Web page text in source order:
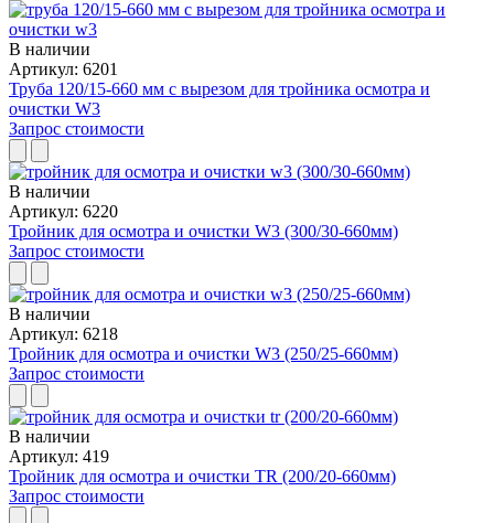
В наличии
Артикул: 6201
Труба 120/15-660 мм с вырезом для тройника осмотра и
очистки W3
Запрос стоимости
В наличии
Артикул: 6220
Тройник для осмотра и очистки W3 (300/30-660мм)
Запрос стоимости
В наличии
Артикул: 6218
Тройник для осмотра и очистки W3 (250/25-660мм)
Запрос стоимости
В наличии
Артикул: 419
Тройник для осмотра и очистки TR (200/20-660мм)
Запрос стоимости